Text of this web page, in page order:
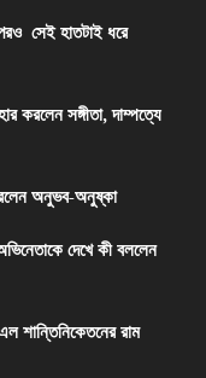
সেই হাতটাই ধরে
করলেন সঙ্গীতা, দাম্পত্যে
অনুভব-অনুষ্কা
দেখে কী বললেন
শান্তিনিকেতনের রাম